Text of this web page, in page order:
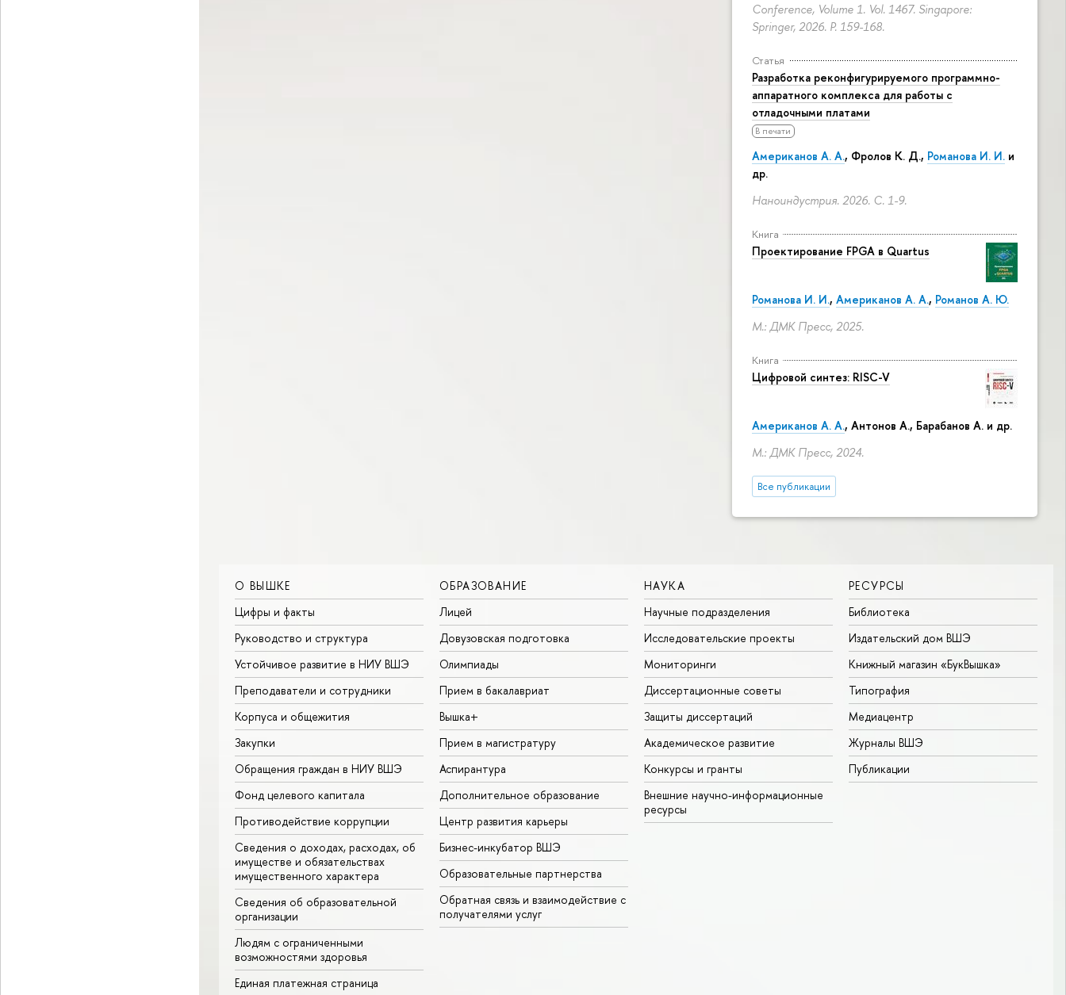
Conference, Volume 1. Vol. 1467. Singapore:
Springer, 2026. P. 159-168.
Статья
Разработка реконфигурируемого программно-
аппаратного комплекса для работы с
отладочными платами
В печати
Американов А. А., Фролов К. Д., Романова И. И. и
др.
Наноиндустрия. 2026. С. 1-9.
Книга
Проектирование FPGA в Quartus
Романова И. И., Американов А. А., Романов А. Ю.
М.: ДМК Пресс, 2025.
Книга
Цифровой синтез: RISC-V
Американов А. А., Антонов А., Барабанов А. и др.
М.: ДМК Пресс, 2024.
Все публикации
О ВЫШКЕ
Цифры и факты
Руководство и структура
Устойчивое развитие в НИУ ВШЭ
Преподаватели и сотрудники
Корпуса и общежития
Закупки
Обращения граждан в НИУ ВШЭ
Фонд целевого капитала
Противодействие коррупции
Сведения о доходах, расходах, об
имуществе и обязательствах
имущественного характера
Сведения об образовательной
организации
Людям с ограниченными
возможностями здоровья
Единая платежная страница
ОБРАЗОВАНИЕ
Лицей
Довузовская подготовка
Олимпиады
Прием в бакалавриат
Вышка+
Прием в магистратуру
Аспирантура
Дополнительное образование
Центр развития карьеры
Бизнес-инкубатор ВШЭ
Образовательные партнерства
Обратная связь и взаимодействие с
получателями услуг
НАУКА
Научные подразделения
Исследовательские проекты
Мониторинги
Диссертационные советы
Защиты диссертаций
Академическое развитие
Конкурсы и гранты
Внешние научно-информационные
ресурсы
РЕСУРСЫ
Библиотека
Издательский дом ВШЭ
Книжный магазин «БукВышка»
Типография
Медиацентр
Журналы ВШЭ
Публикации